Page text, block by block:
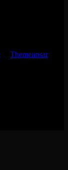
Themeansar.